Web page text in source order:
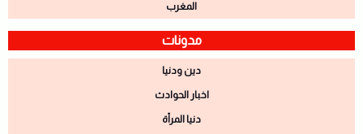
المغرب
مدونات
دين ودنيا
اخبار الحوادث
دنيا المرأة